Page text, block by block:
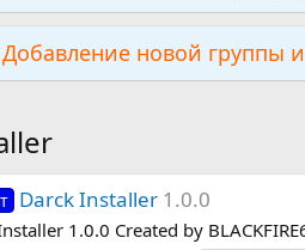
Добавление новой группы
Darck Installer 1.0.0
1.0.0 Created by